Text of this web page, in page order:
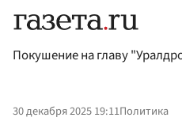
Покушение на главу
30 декабря 2025 19:11Политика